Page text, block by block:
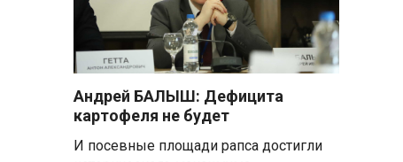
Андрей БАЛЫШ: Дефицита
картофеля не будет
И посевные площади рапса достигли